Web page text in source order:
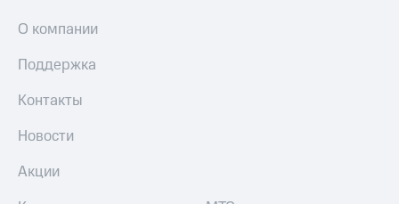
О компании
Поддержка
Контакты
Новости
Акции